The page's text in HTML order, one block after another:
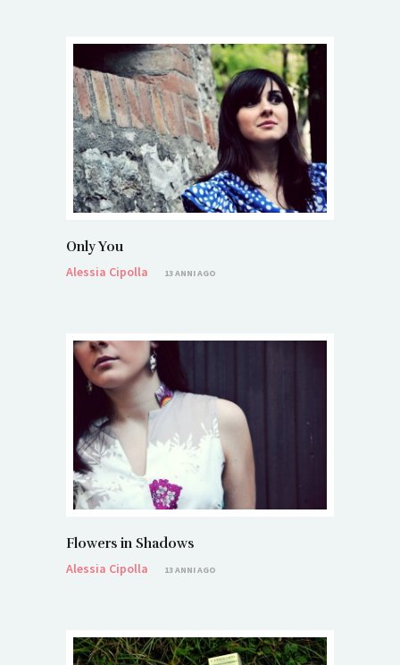
Only You
Alessia Cipolla
13 ANNI AGO
Flowers in Shadows
Alessia Cipolla
13 ANNI AGO